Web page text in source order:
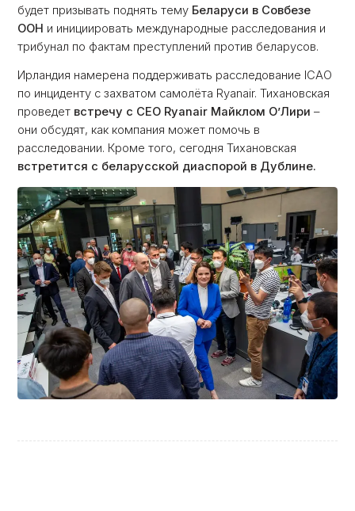
будет призывать поднять тему Беларуси в Совбезе
ООН и инициировать международные расследования и
трибунал по фактам преступлений против беларусов.
Ирландия намерена поддерживать расследование ICAO
по инциденту с захватом самолёта Ryanair. Тихановская
проведет встречу с CEO Ryanair Майклом О’Лири –
они обсудят, как компания может помочь в
расследовании. Кроме того, сегодня Тихановская
встретится с беларусской диаспорой в Дублине.